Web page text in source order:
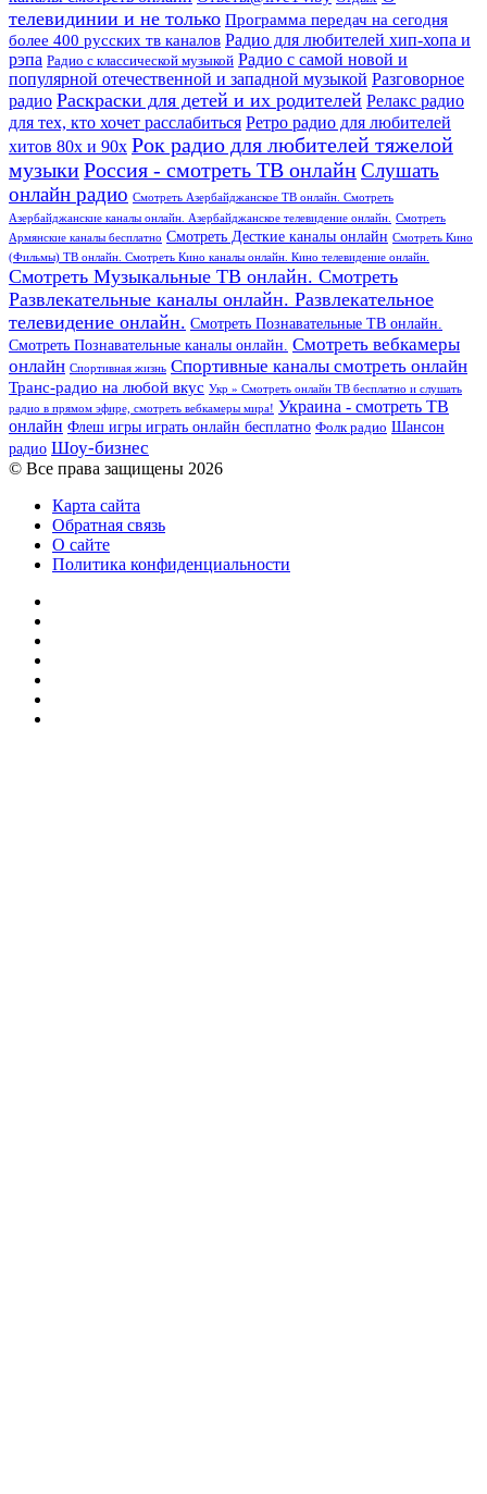
телевидинии и не только Программа передач на сегодня
более 400 русских тв каналов Радио для любителей хип-хопа и
рэпа Радио с классической музыкой Радио с самой новой и
популярной отечественной и западной музыкой Разговорное
радио Раскраски для детей и их родителей Релакс радио
для тех, кто хочет расслабиться Ретро радио для любителей
хитов 80х и 90х Рок радио для любителей тяжелой
музыкиРоссия - смотреть ТВ онлайнСлушать
онлайн радио Смотреть Азербайджанское ТВ онлайн. Смотреть
Азербайджанские каналы онлайн. Азербайджанское телевидение онлайн.
Смотреть
Армянские каналы бесплатно Смотреть Десткие каналы онлайн Смотреть Кино
(Фильмы) ТВ онлайн. Смотреть Кино каналы онлайн. Кино телевидение онлайн.
Смотреть Музыкальные ТВ онлайн. Смотреть
Развлекательные каналы онлайн. Развлекательное
телевидение онлайн. Смотреть Познавательные ТВ онлайн.
Смотреть Познавательные каналы онлайн. Смотреть вебкамеры
онлайн Спортивная жизнь Спортивные каналы смотреть онлайн
Транс-радио на любой вкус Укр » Смотреть онлайн ТВ бесплатно и слушать
радио в прямом эфире, смотреть вебкамеры мира! Украина - смотреть ТВ
онлайн Флеш игры играть онлайн бесплатно Фолк радио Шансон
радио Шоу-бизнес
© Все права защищены 2026
Карта сайта
Обратная связь
О сайте
Политика конфиденциальности